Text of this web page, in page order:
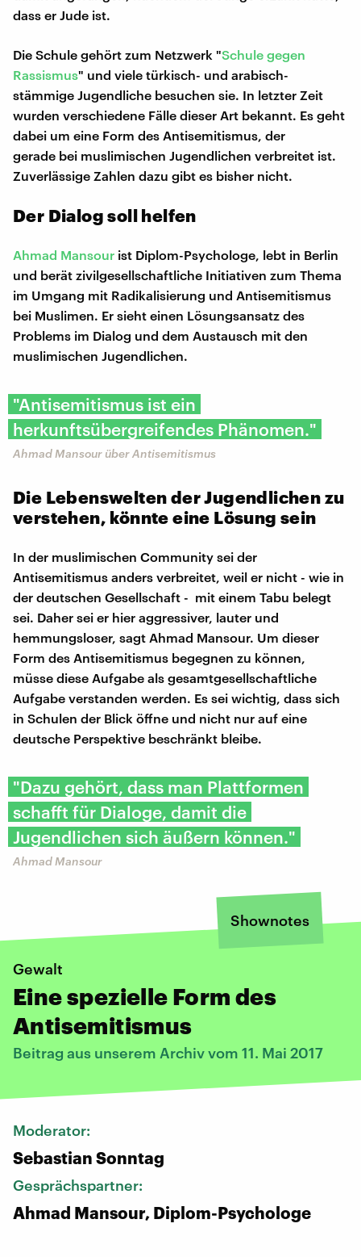
dass er Jude ist.
Die Schule gehört zum Netzwerk "Schule gegen
Rassismus" und viele türkisch- und arabisch-
stämmige Jugendliche besuchen sie. In letzter Zeit
wurden verschiedene Fälle dieser Art bekannt. Es geht
dabei um eine Form des Antisemitismus, der
gerade bei muslimischen Jugendlichen verbreitet ist.
Zuverlässige Zahlen dazu gibt es bisher nicht.
Der Dialog soll helfen
Ahmad Mansour ist Diplom-Psychologe, lebt in Berlin
und berät zivilgesellschaftliche Initiativen zum Thema
im Umgang mit Radikalisierung und Antisemitismus
bei Muslimen. Er sieht einen Lösungsansatz des
Problems im Dialog und dem Austausch mit den
muslimischen Jugendlichen.
"Antisemitismus ist ein
herkunftsübergreifendes Phänomen."
Ahmad Mansour über Antisemitismus
Die Lebenswelten der Jugendlichen zu
verstehen, könnte eine Lösung sein
In der muslimischen Community sei der
Antisemitismus anders verbreitet, weil er nicht - wie in
der deutschen Gesellschaft - mit einem Tabu belegt
sei. Daher sei er hier aggressiver, lauter und
hemmungsloser, sagt Ahmad Mansour. Um dieser
Form des Antisemitismus begegnen zu können,
müsse diese Aufgabe als gesamtgesellschaftliche
Aufgabe verstanden werden. Es sei wichtig, dass sich
in Schulen der Blick öffne und nicht nur auf eine
deutsche Perspektive beschränkt bleibe.
"Dazu gehört, dass man Plattformen
schafft für Dialoge, damit die
Jugendlichen sich äußern können."
Ahmad Mansour
Shownotes
Gewalt
Eine spezielle Form des
Antisemitismus
Beitrag aus unserem Archiv vom 11. Mai 2017
Moderator:
Sebastian Sonntag
Gesprächspartner:
Ahmad Mansour, Diplom-Psychologe